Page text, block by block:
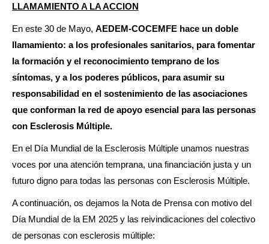
LLAMAMIENTO A LA ACCION
En este 30 de Mayo, AEDEM-COCEMFE hace un doble
llamamiento: a los profesionales sanitarios, para fomentar
la formación y el reconocimiento temprano de los
síntomas, y a los poderes públicos, para asumir su
responsabilidad en el sostenimiento de las asociaciones
que conforman la red de apoyo esencial para las personas
con Esclerosis Múltiple.
En el Día Mundial de la Esclerosis Múltiple unamos nuestras
voces por una atención temprana, una financiación justa y un
futuro digno para todas las personas con Esclerosis Múltiple.
A continuación, os dejamos la Nota de Prensa con motivo del
Día Mundial de la EM 2025 y las reivindicaciones del colectivo
de personas con esclerosis múltiple: